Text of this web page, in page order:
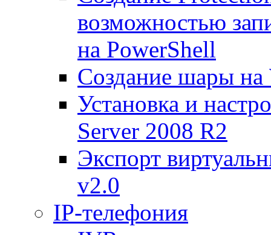
возможностью
на PowerShell
Создание шары на
Установка и
Server 2008 R2
Экспорт
v2.0
IP-телефония